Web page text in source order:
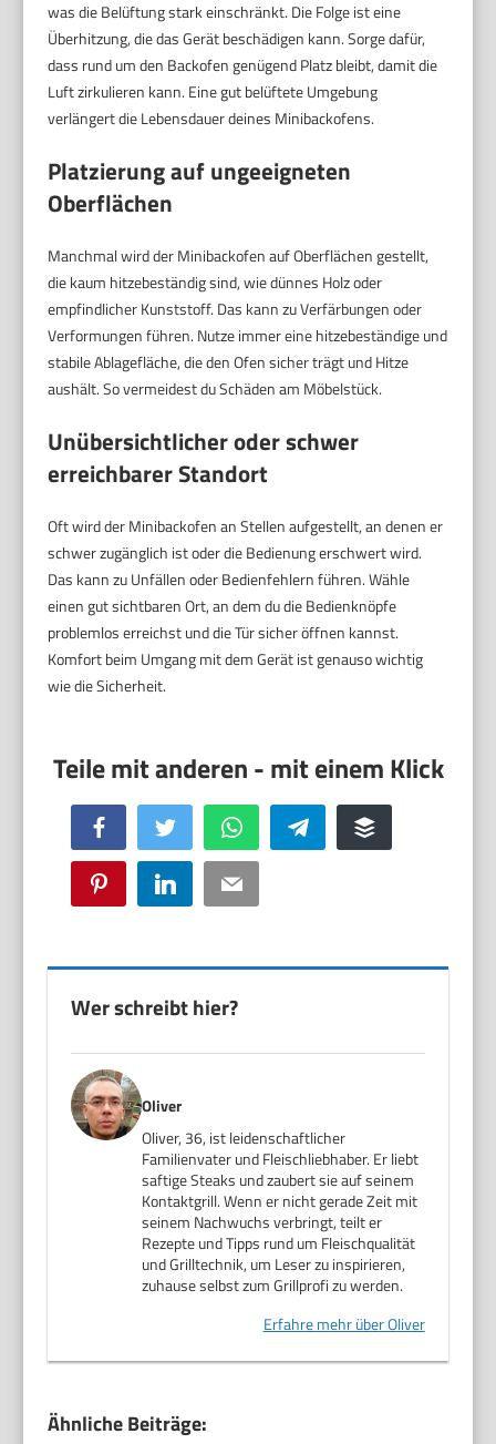
was die Belüftung stark einschränkt. Die Folge ist eine
Überhitzung, die das Gerät beschädigen kann. Sorge dafür,
dass rund um den Backofen genügend Platz bleibt, damit die
Luft zirkulieren kann. Eine gut belüftete Umgebung
verlängert die Lebensdauer deines Minibackofens.
Platzierung auf ungeeigneten
Oberflächen
Manchmal wird der Minibackofen auf Oberflächen gestellt,
die kaum hitzebeständig sind, wie dünnes Holz oder
empfindlicher Kunststoff. Das kann zu Verfärbungen oder
Verformungen führen. Nutze immer eine hitzebeständige und
stabile Ablagefläche, die den Ofen sicher trägt und Hitze
aushält. So vermeidest du Schäden am Möbelstück.
Unübersichtlicher oder schwer
erreichbarer Standort
Oft wird der Minibackofen an Stellen aufgestellt, an denen er
schwer zugänglich ist oder die Bedienung erschwert wird.
Das kann zu Unfällen oder Bedienfehlern führen. Wähle
einen gut sichtbaren Ort, an dem du die Bedienknöpfe
problemlos erreichst und die Tür sicher öffnen kannst.
Komfort beim Umgang mit dem Gerät ist genauso wichtig
wie die Sicherheit.
Facebook Twitter WhatsApp Telegram Buffer
Pinterest LinkedIn Email
Wer schreibt hier?
Oliver
Oliver, 36, ist leidenschaftlicher
Familienvater und Fleischliebhaber. Er liebt
saftige Steaks und zaubert sie auf seinem
Kontaktgrill. Wenn er nicht gerade Zeit mit
seinem Nachwuchs verbringt, teilt er
Rezepte und Tipps rund um Fleischqualität
und Grilltechnik, um Leser zu inspirieren,
zuhause selbst zum Grillprofi zu werden.
Erfahre mehr über Oliver
Ähnliche Beiträge: